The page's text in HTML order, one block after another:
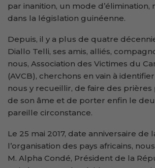
par inanition, un mode
dans la législation guinéenne.
Depuis, il y a plus de quatre
Diallo Telli, ses amis, alliés,
nous, Association des Victimes du
(AVCB), cherchons en vain à
nous y recueillir, de faire des
de son âme et de porter enfin le
pareille circonstance.
Le 25 mai 2017, date anniversaire de
l’organisation des pays africains,
M. Alpha Condé, Président de la